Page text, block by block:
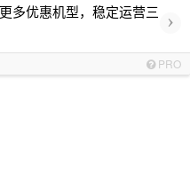
多优惠机型，稳定运营三 ›
PRO